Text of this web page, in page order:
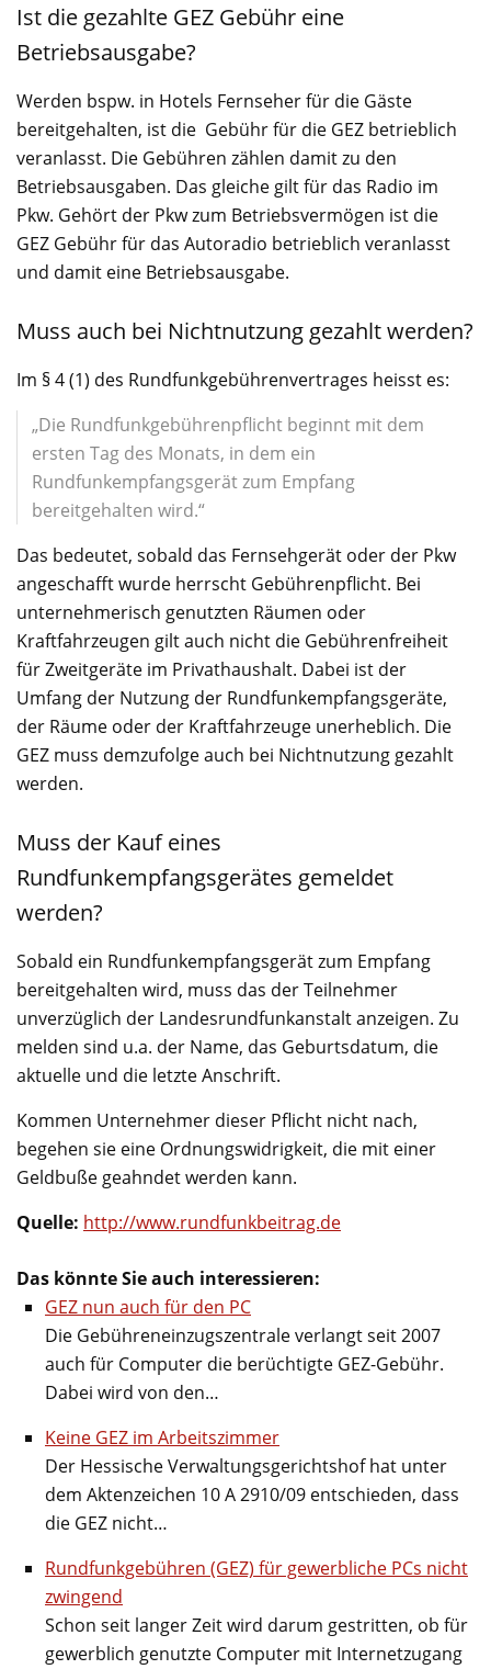
Ist die gezahlte GEZ Gebühr eine
Betriebsausgabe?
Werden bspw. in Hotels Fernseher für die Gäste
bereitgehalten, ist die Gebühr für die GEZ betrieblich
veranlasst. Die Gebühren zählen damit zu den
Betriebsausgaben. Das gleiche gilt für das Radio im
Pkw. Gehört der Pkw zum Betriebsvermögen ist die
GEZ Gebühr für das Autoradio betrieblich veranlasst
und damit eine Betriebsausgabe.
Muss auch bei Nichtnutzung gezahlt werden?
Im § 4 (1) des Rundfunkgebührenvertrages heisst es:
„Die Rundfunkgebührenpflicht beginnt mit dem
ersten Tag des Monats, in dem ein
Rundfunkempfangsgerät zum Empfang
bereitgehalten wird.“
Das bedeutet, sobald das Fernsehgerät oder der Pkw
angeschafft wurde herrscht Gebührenpflicht. Bei
unternehmerisch genutzten Räumen oder
Kraftfahrzeugen gilt auch nicht die Gebührenfreiheit
für Zweitgeräte im Privathaushalt. Dabei ist der
Umfang der Nutzung der Rundfunkempfangsgeräte,
der Räume oder der Kraftfahrzeuge unerheblich. Die
GEZ muss demzufolge auch bei Nichtnutzung gezahlt
werden.
Muss der Kauf eines
Rundfunkempfangsgerätes gemeldet
werden?
Sobald ein Rundfunkempfangsgerät zum Empfang
bereitgehalten wird, muss das der Teilnehmer
unverzüglich der Landesrundfunkanstalt anzeigen. Zu
melden sind u.a. der Name, das Geburtsdatum, die
aktuelle und die letzte Anschrift.
Kommen Unternehmer dieser Pflicht nicht nach,
begehen sie eine Ordnungswidrigkeit, die mit einer
Geldbuße geahndet werden kann.
Quelle: http://www.rundfunkbeitrag.de
Das könnte Sie auch interessieren:
GEZ nun auch für den PC
Die Gebühreneinzugszentrale verlangt seit 2007
auch für Computer die berüchtigte GEZ-Gebühr.
Dabei wird von den…
Keine GEZ im Arbeitszimmer
Der Hessische Verwaltungsgerichtshof hat unter
dem Aktenzeichen 10 A 2910/09 entschieden, dass
die GEZ nicht…
Rundfunkgebühren (GEZ) für gewerbliche PCs nicht
zwingend
Schon seit langer Zeit wird darum gestritten, ob für
gewerblich genutzte Computer mit Internetzugang